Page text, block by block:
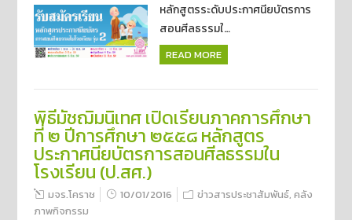
หลักสูตรระดับประกาศนียบัตรการ
สอนศีลธรรมใ…
READ MORE
พิธีมัชฌิมนิเทศ เปิดเรียนภาคการศึกษา
ที่ ๒ ปีการศึกษา ๒๕๕๘ หลักสูตร
ประกาศนียบัตรการสอนศีลธรรมใน
โรงเรียน (ป.สศ.)
มจร.โคราช 10/01/2016 ข่าวสารประชาสัมพันธ์, คลัง
ภาพกิจกรรม